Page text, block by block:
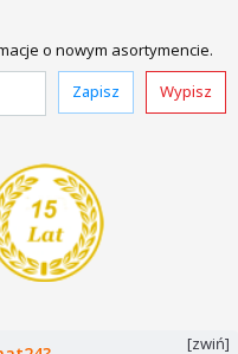
o nowym asortymencie.
Zapisz
Wypisz
[zwiń]